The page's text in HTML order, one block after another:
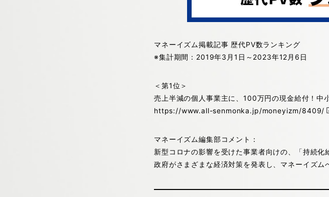
マネーイズム掲載記事 歴代PV数ランキング
※集計期間：2019年3月1日～2023年12月6日
＜第1位＞
売上半減の個人事業主に、100万円の現金給付！中
https://www.all-senmonka.jp/moneyizm/8409/
マネーイズム編集部コメント：
新型コロナの影響を受けた事業者向けの、「持続化
政府がさまざまな経済対策を発表し、マネーイズム